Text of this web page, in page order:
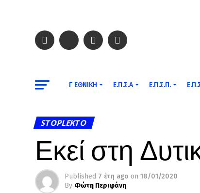
Γ ΕΘΝΙΚΉ Ε.Π.Σ.Α Ε.Π.Σ.Π.
STOPLEKTO
Εκεί στη
Published 7 έτη ago on 18/01/2020
By Φώτη Περιφάνη